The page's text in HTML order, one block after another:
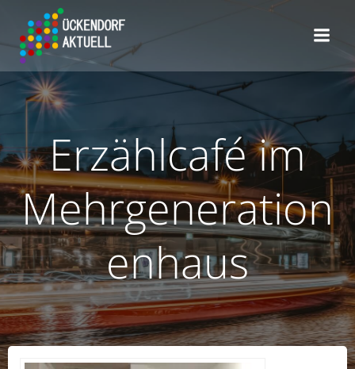
Erzählcafé im
Mehrgeneration
enhaus